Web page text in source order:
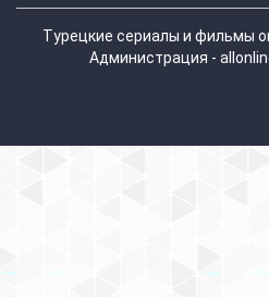
Турецкие сериалы и фильмы
Администрация -